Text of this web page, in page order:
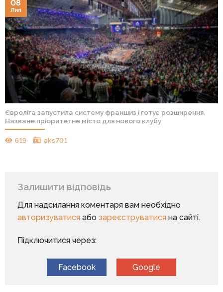
Євроліга запустила систему франшиз і готує розширення.
Назване пріоритетне місто для нового клубу
619 aks701
08
Лип
Залишити відповідь
Для надсилання коментаря вам необхідно
авторизуватисяабо зареєструватисяна сайті.
Підключитися через:
Facebook Google